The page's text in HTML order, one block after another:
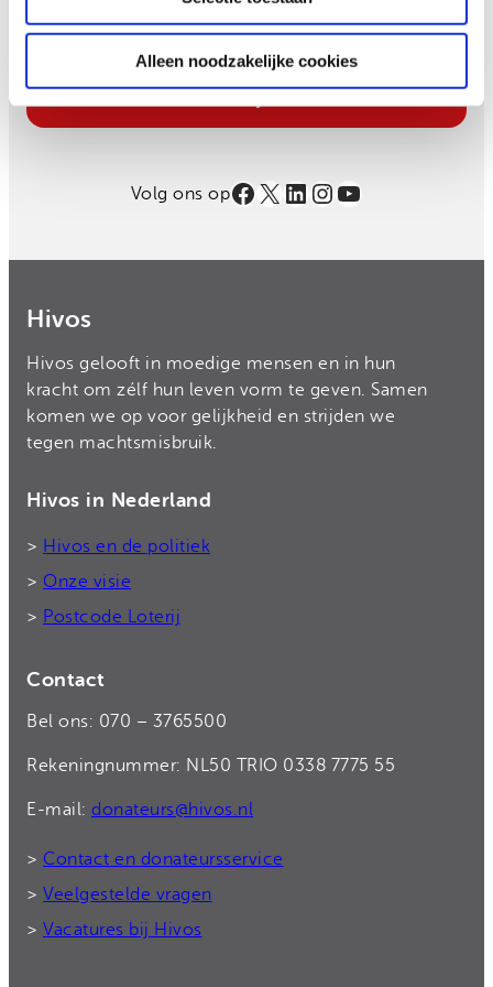
Alleen noodzakelijke cookies
Email
Volg ons opFacebook
X LinkedIn
Instagram
YouTube
Hivos
Hivos gelooft in moedige mensen en in hun
kracht om zélf hun leven vorm te geven. Samen
komen we op voor gelijkheid en strijden we
tegen machtsmisbruik.
Hivos in Nederland
> Hivos en de politiek
> Onze visie
> Postcode Loterij
Contact
Bel ons: 070 – 3765500
Rekeningnummer: NL50 TRIO 0338 7775 55
E-mail: donateurs@hivos.nl
> Contact en donateursservice
> Veelgestelde vragen
> Vacatures bij Hivos